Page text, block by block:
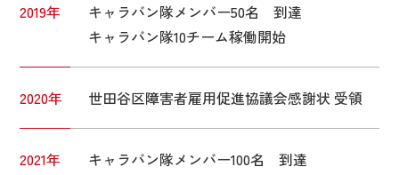
2019年
キャラバン隊メンバー50名 到達
キャラバン隊10チーム稼働開始
2020年 世田谷区障害者雇用促進協議会感謝状 受領
2021年 キャラバン隊メンバー100名 到達